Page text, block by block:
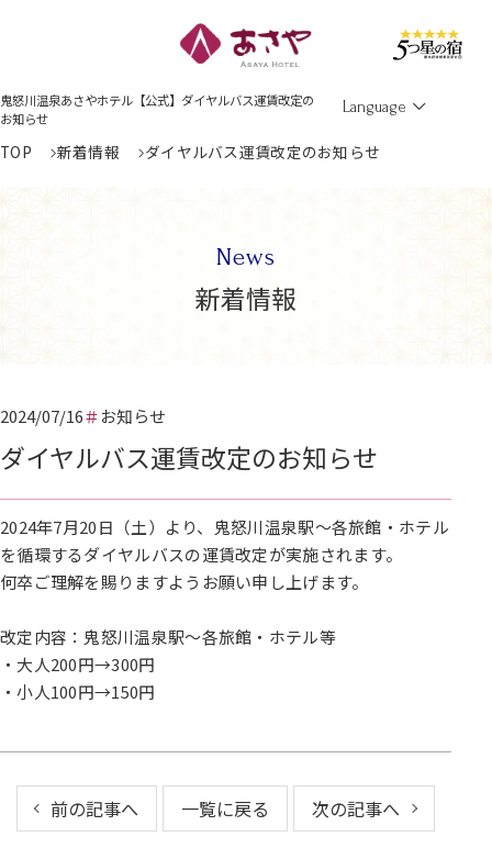
鬼怒川温泉あさやホテル【公式】ダイヤルバス運賃改定の
お知らせ
Language
TOP 新着情報 ダイヤルバス運賃改定のお知らせ
News
新着情報
2024/07/16 お知らせ
ダイヤルバス運賃改定のお知らせ
2024年7月20日（土）より、鬼怒川温泉駅～各旅館・ホテル
を循環するダイヤルバスの運賃改定が実施されます。
何卒ご理解を賜りますようお願い申し上げます。
改定内容：鬼怒川温泉駅～各旅館・ホテル等
・大人200円→300円
・小人100円→150円
前の記事へ 一覧に戻る 次の記事へ